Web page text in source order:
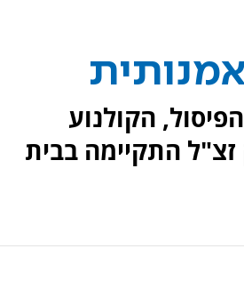
הקולנוע
התקיימה בבית